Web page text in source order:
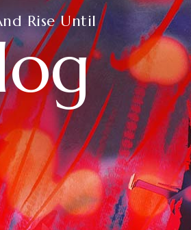
Counters
Pie Charts
Progress Bar
Process
Image Gallery
Progress Bar
Process
Image Gallery
Rise Until